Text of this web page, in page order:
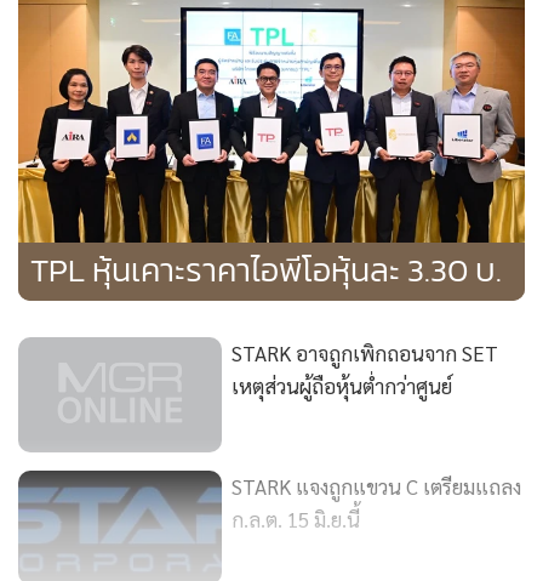
ทยอยประกาศใช้เกณฑ์ต่างๆ โดยคำนึงถึงระยะเวลาที่เหมาะสม
TPL หุ้นเคาะราคาไอพีโอหุ้นละ 3.30 บ.
STARK อาจถูกเพิกถอนจาก SET
เหตุส่วนผู้ถือหุ้นต่ำกว่าศูนย์
STARK แจงถูกแขวน C เตรียมแถลง
ก.ล.ต. 15 มิ.ย.นี้